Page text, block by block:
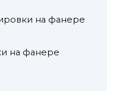
на фанере
на фанере